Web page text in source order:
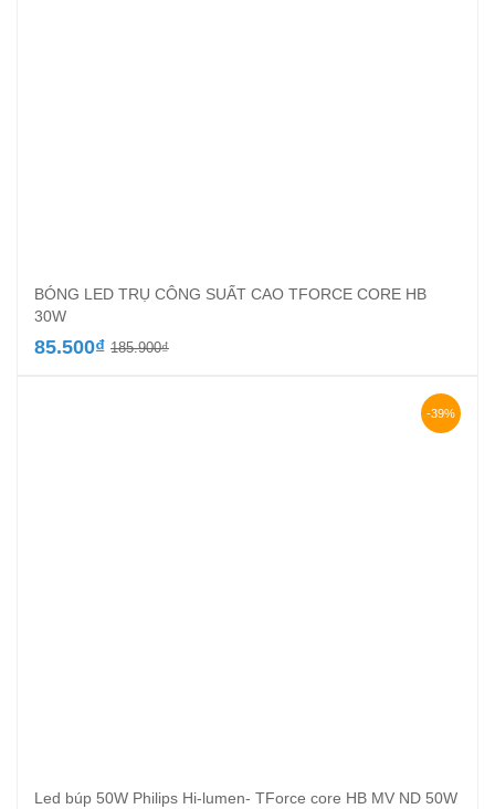
BÓNG LED TRỤ CÔNG SUẤT CAO TFORCE CORE HB
30W
185.900₫Giá
85.500₫
Giá
-39%
Led búp 50W Philips Hi-lumen- TForce core HB MV ND 50W